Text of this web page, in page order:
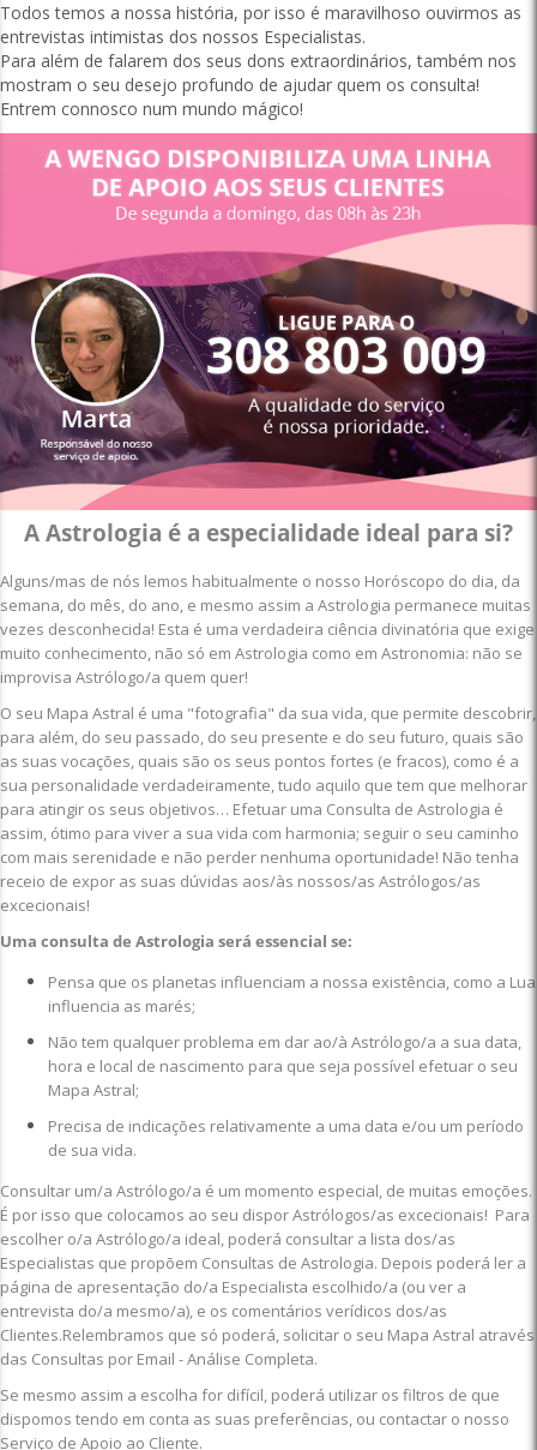
Todos temos a nossa história, por isso é maravilhoso ouvirmos as
entrevistas intimistas dos nossos Especialistas.
Para além de falarem dos seus dons extraordinários, também nos
mostram o seu desejo profundo de ajudar quem os consulta!
Entrem connosco num mundo mágico!
A Astrologia é a especialidade ideal para si?
Alguns/mas de nós lemos habitualmente o nosso Horóscopo do dia, da
semana, do mês, do ano, e mesmo assim a Astrologia permanece muitas
vezes desconhecida! Esta é uma verdadeira ciência divinatória que exige
muito conhecimento, não só em Astrologia como em Astronomia: não se
improvisa Astrólogo/a quem quer!
O seu Mapa Astral é uma "fotografia" da sua vida, que permite descobrir,
para além, do seu passado, do seu presente e do seu futuro, quais são
as suas vocações, quais são os seus pontos fortes (e fracos), como é a
sua personalidade verdadeiramente, tudo aquilo que tem que melhorar
para atingir os seus objetivos… Efetuar uma Consulta de Astrologia é
assim, ótimo para viver a sua vida com harmonia; seguir o seu caminho
com mais serenidade e não perder nenhuma oportunidade! Não tenha
receio de expor as suas dúvidas aos/às nossos/as Astrólogos/as
excecionais!
Uma consulta de Astrologia será essencial se:
Pensa que os planetas influenciam a nossa existência, como a Lua
influencia as marés;
Não tem qualquer problema em dar ao/à Astrólogo/a a sua data,
hora e local de nascimento para que seja possível efetuar o seu
Mapa Astral;
Precisa de indicações relativamente a uma data e/ou um período
de sua vida.
Consultar um/a Astrólogo/a é um momento especial, de muitas emoções.
É por isso que colocamos ao seu dispor Astrólogos/as excecionais! Para
escolher o/a Astrólogo/a ideal, poderá consultar a lista dos/as
Especialistas que propõem Consultas de Astrologia. Depois poderá ler a
página de apresentação do/a Especialista escolhido/a (ou ver a
entrevista do/a mesmo/a), e os comentários verídicos dos/as
Clientes.Relembramos que só poderá, solicitar o seu Mapa Astral através
das Consultas por Email - Análise Completa.
Se mesmo assim a escolha for difícil, poderá utilizar os filtros de que
dispomos tendo em conta as suas preferências, ou contactar o nosso
Serviço de Apoio ao Cliente.